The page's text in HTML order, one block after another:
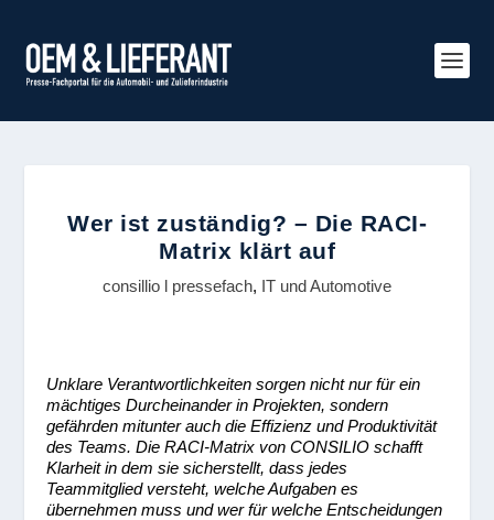
Wer ist zuständig? – Die RACI-
Matrix klärt auf
consillio l pressefach, IT und Automotive
Unklare Verantwortlichkeiten sorgen nicht nur für ein
mächtiges Durcheinander in Projekten, sondern
gefährden mitunter auch die Effizienz und Produktivität
des Teams. Die RACI-Matrix von CONSILIO schafft
Klarheit in dem sie sicherstellt, dass jedes
Teammitglied versteht, welche Aufgaben es
übernehmen muss und wer für welche Entscheidungen